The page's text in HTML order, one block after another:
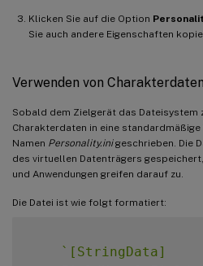
Klicken Sie auf die Option
Sie auch andere Eigenschaften
Verwenden von
Sobald dem Zielgerät das Dateisystem
Charakterdaten in eine
Namen Personality.inigeschrieben. Die
des virtuellen Datenträgers
und Anwendungen greifen darauf zu.
Die Datei ist wie folgt formatiert:
` [StringData]